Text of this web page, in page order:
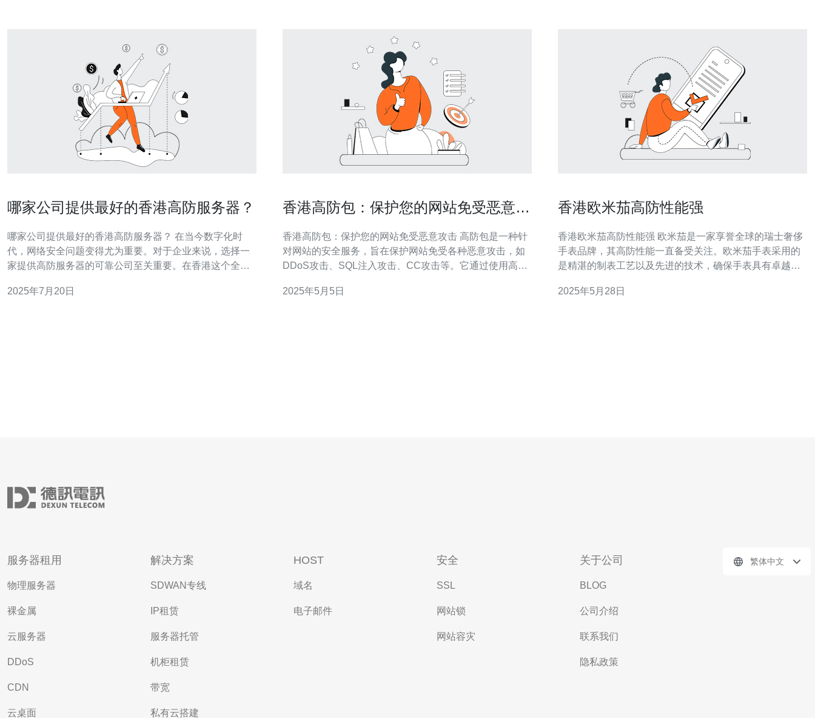
哪家公司提供最好的香港高防服务器？
哪家公司提供最好的香港高防服务器？ 在当今数字化时
代，网络安全问题变得尤为重要。对于企业来说，选择一
家提供高防服务器的可靠公司至关重要。在香港这个全球
供最好的服务呢？本文将对几家知名公司进行比较分析，
2025年7月20日
香港高防包：保护您的网站免受恶意攻
香港高防包：保护您的网站免受恶意攻击 高防包是一种针
对网站的安全服务，旨在保护网站免受各种恶意攻击，如
DDoS攻击、SQL注入攻击、CC攻击等。它通过使用高级
全性。 香港作为全球重要的互联网枢纽之一，具备先进的
2025年5月5日
香港欧米茄高防性能强
香港欧米茄高防性能强 欧米茄是一家享誉全球的瑞士奢侈
手表品牌，其高防性能一直备受关注。欧米茄手表采用的
是精湛的制表工艺以及先进的技术，确保手表具有卓越的
和螺纹设计，确保手表在水下运动或日常生活中不受水汽
2025年5月28日
服务器租用
物理服务器
裸金属
云服务器
DDoS
CDN
云桌面
解决方案
SDWAN专线
IP租赁
服务器托管
机柜租赁
带宽
私有云搭建
HOST
域名
电子邮件
安全
SSL
网站锁
网站容灾
关于公司
BLOG
公司介绍
联系我们
隐私政策
繁体中文